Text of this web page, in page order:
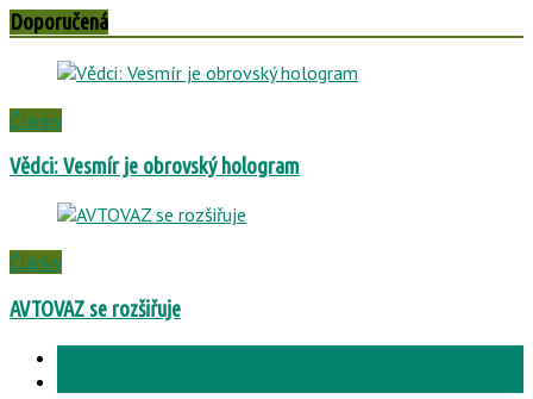
Doporučená
Články
Vědci: Vesmír je obrovský hologram
Články
AVTOVAZ se rozšiřuje